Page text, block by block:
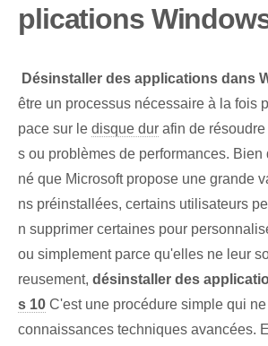
plications
Désinstaller des applications dans
être un processus nécessaire à la fois
pace sur le disque dur afin de
s ou problèmes de performances. Bien
né que Microsoft propose une grande
ns préinstallées, certains utilisateurs
n supprimer certaines pour
ou simplement parce qu'elles ne leur
reusement, désinstaller des
s 10 C'est une procédure simple qui
connaissances techniques avancées.